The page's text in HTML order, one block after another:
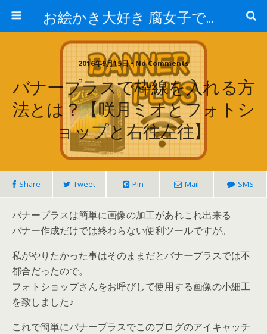
お絵かき大好き 腐女子でゲーマーのおかしな生活
2016年9月15日 • No Comments
バナープラスで枠線を入れる方
法とは？【咲月ミオとフォトシ
ョップと右往左往】
Share Tweet Pin Mail SMS
バナープラスは簡単に画像の加工があれこれ出来る
バナー作成だけでは終わらない便利ツールですが。
私がやりたかった事はそのままだとバナープラスでは不
都合だったので。
フォトショップさんをお呼びして使用する画像の小細工
を致しました♪
これで簡単にバナープラスでこのブログのアイキャッチ